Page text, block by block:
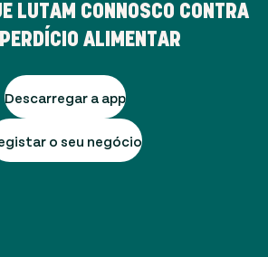
LUTAM CONNOSCO CONTRA
ALIMENTAR
Descarregar a app
o seu negócio